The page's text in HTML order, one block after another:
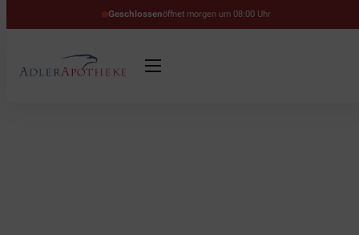
Geschlossenöffnet morgen um 08:00 Uhr